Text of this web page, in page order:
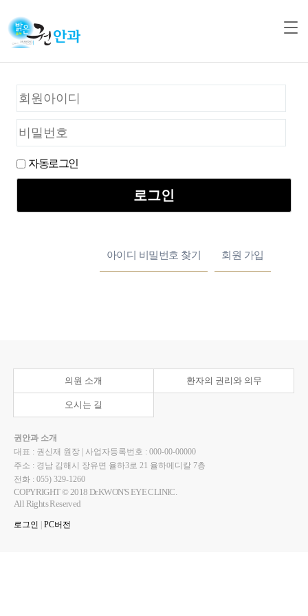
자동로그인
아이디 비밀번호 찾기 회원 가입
의원 소개 환자의 권리와 의무
오시는 길
권안과 소개
대표 : 권신재 원장 | 사업자등록번호 : 000-00-00000
주소 : 경남 김해시 장유면 율하3로 21 율하메디칼 7층
전화 : 055) 329-1260
COPYRIGHT © 2018 Dr.KWON'S EYE CLINIC.
All Rights Reserved
로그인 PC버전